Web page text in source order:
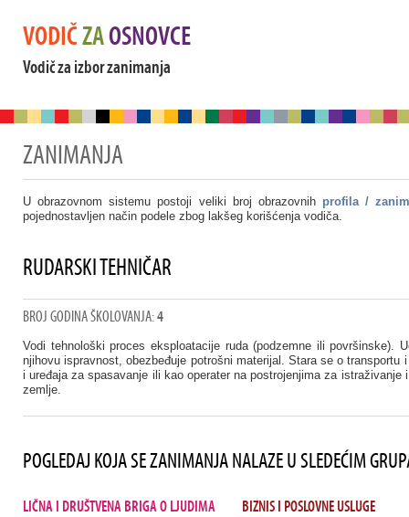
VODIČZAOSNOVCE
Vodič za izbor zanimanja
ZANIMANJA
U obrazovnom sistemu postoji veliki broj obrazovnih profila /
pojednostavljen način podele zbog lakšeg korišćenja vodiča.
RUDARSKI TEHNIČAR
BROJ GODINA ŠKOLOVANJA:4
Vodi tehnološki proces eksploatacije ruda (podzemne ili površinske).
njihovu ispravnost, obezbeđuje potrošni materijal. Stara se o
i uređaja za spasavanje ili kao operater na postrojenjima za
zemlje.
POGLEDAJ KOJA SE ZANIMANJA NALAZE U SLEDEĆIM
LIČNA I DRUŠTVENA BRIGA O LJUDIMA BIZNIS I POSLOVNE USLUGE